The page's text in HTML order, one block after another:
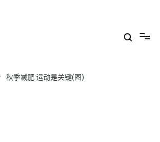
秋季减肥 运动是关键(图)